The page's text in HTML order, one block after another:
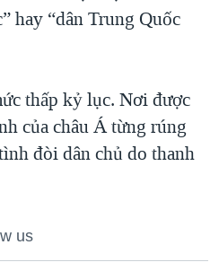
hay “dân Trung Quốc
thấp kỷ lục. Nơi được
của châu Á từng rúng
đòi dân chủ do thanh
us